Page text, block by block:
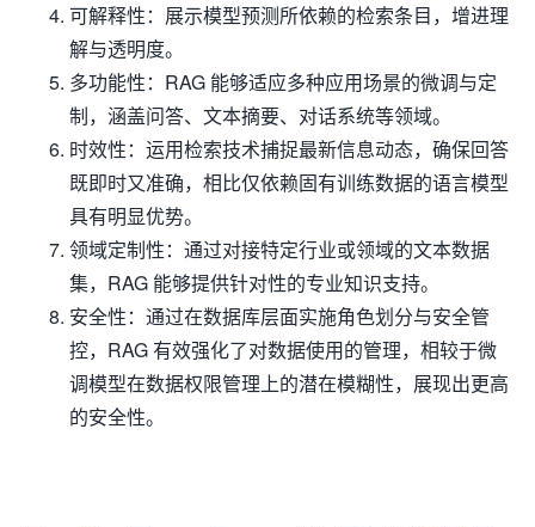
可解释性：展示模型预测所依赖的检索条目，增进理
解与透明度。
多功能性：RAG 能够适应多种应用场景的微调与定
制，涵盖问答、文本摘要、对话系统等领域。
时效性：运用检索技术捕捉最新信息动态，确保回答
既即时又准确，相比仅依赖固有训练数据的语言模型
具有明显优势。
领域定制性：通过对接特定行业或领域的文本数据
集，RAG 能够提供针对性的专业知识支持。
安全性：通过在数据库层面实施角色划分与安全管
控，RAG 有效强化了对数据使用的管理，相较于微
调模型在数据权限管理上的潜在模糊性，展现出更高
的安全性。